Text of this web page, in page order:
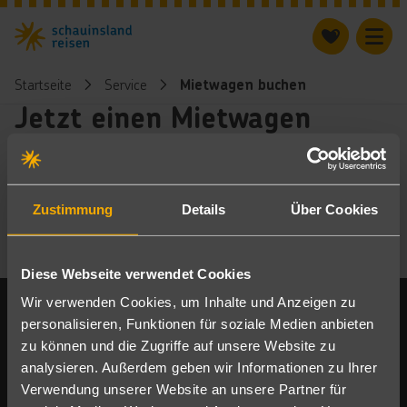
Zustimmung Details Über Cookies
Diese Webseite verwendet Cookies
Wir verwenden Cookies, um Inhalte und Anzeigen zu
personalisieren, Funktionen für soziale Medien anbieten
zu können und die Zugriffe auf unsere Website zu
analysieren. Außerdem geben wir Informationen zu Ihrer
Verwendung unserer Website an unsere Partner für
Startseite Service Mietwagen buchen
Jetzt einen Mietwagen
buchen
Footer navigation
schauinsland-reisen